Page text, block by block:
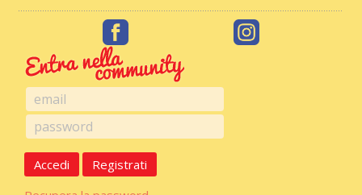
Accedi
Registrati